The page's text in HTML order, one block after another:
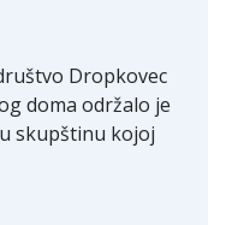
Dropkovec
doma održalo je
skupštinu kojoj